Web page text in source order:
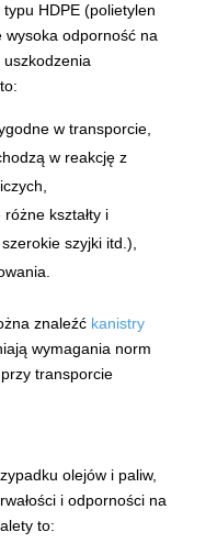
HDPE (polietylen
wysoka odporność na
w transporcie,
w reakcję z
kształty i
szyjki itd.),
znaleźć kanistry
wymagania norm
transporcie
olejów i paliw,
i odporności na
to: